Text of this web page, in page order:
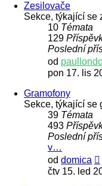
Zesilovače
Sekce, týkající se
10 Témata
129
Poslední
od
pon 17. lis
Gramofony
Sekce, týkající se
39 Témata
493
Poslední
v…
od domica
čtv 15. led